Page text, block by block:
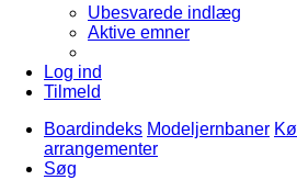
Ubesvarede indlæg
Aktive emner
Log ind
Tilmeld
Boardindeks Modeljernbaner
arrangementer
Søg